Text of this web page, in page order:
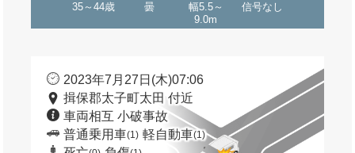
35～44歳 曇
幅5.5～
9.0m
信号なし
2023年7月27日(木)07:06
揖保郡太子町太田 付近
車両相互 小破事故
普通乗用車(1) 軽自動車(1)